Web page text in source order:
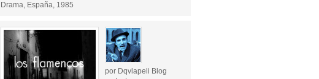
Drama, España, 1985
por Dqvlapeli Blog